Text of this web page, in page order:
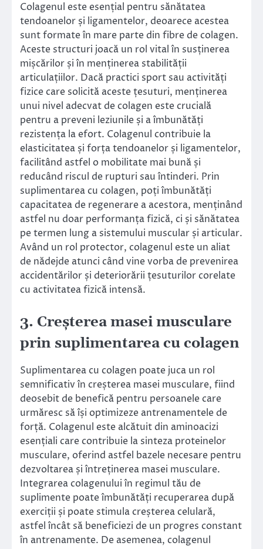
Colagenul este esențial pentru sănătatea
tendoanelor și ligamentelor, deoarece acestea
sunt formate în mare parte din fibre de colagen.
Aceste structuri joacă un rol vital în susținerea
mișcărilor și în menținerea stabilității
articulațiilor. Dacă practici sport sau activități
fizice care solicită aceste țesuturi, menținerea
unui nivel adecvat de colagen este crucială
pentru a preveni leziunile și a îmbunătăți
rezistența la efort. Colagenul contribuie la
elasticitatea și forța tendoanelor și ligamentelor,
facilitând astfel o mobilitate mai bună și
reducând riscul de rupturi sau întinderi. Prin
suplimentarea cu colagen, poți îmbunătăți
capacitatea de regenerare a acestora, menținând
astfel nu doar performanța fizică, ci și sănătatea
pe termen lung a sistemului muscular și articular.
Având un rol protector, colagenul este un aliat
de nădejde atunci când vine vorba de prevenirea
accidentărilor și deteriorării țesuturilor corelate
cu activitatea fizică intensă.
3. Creșterea masei musculare
prin suplimentarea cu colagen
Suplimentarea cu colagen poate juca un rol
semnificativ în creșterea masei musculare, fiind
deosebit de benefică pentru persoanele care
urmăresc să își optimizeze antrenamentele de
forță. Colagenul este alcătuit din aminoacizi
esențiali care contribuie la sinteza proteinelor
musculare, oferind astfel bazele necesare pentru
dezvoltarea și întreținerea masei musculare.
Integrarea colagenului în regimul tău de
suplimente poate îmbunătăți recuperarea după
exerciții și poate stimula creșterea celulară,
astfel încât să beneficiezi de un progres constant
în antrenamente. De asemenea, colagenul